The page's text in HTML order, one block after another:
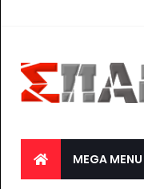
MEGA MENU